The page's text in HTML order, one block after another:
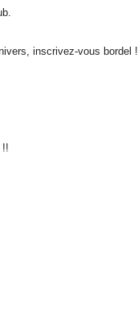
inscrivez-vous bordel !
!!